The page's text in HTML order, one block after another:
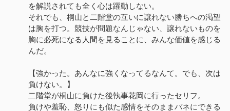
を解説されても全く心は躍動しない。
それでも、桐山と二階堂の互いに譲れない勝ちへの渇望
は胸を打つ。競技が問題なんじゃない、譲れないものを
胸に必死になる人間を見ることに、みんな価値を感じる
んだ。
【強かった。あんなに強くなってるなんて。でも、次は
負けない。】
二階堂が桐山に負けた後執事花岡に行ったセリフ。
負けや羞恥、怒りにも似た感情をそのままバネにできる